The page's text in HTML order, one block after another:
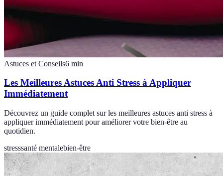
Astuces et Conseils6 min
Les Meilleures Astuces Anti Stress à Appliquer
Immédiatement
Découvrez un guide complet sur les meilleures astuces anti stress à
appliquer immédiatement pour améliorer votre bien-être au
quotidien.
stresssanté mentalebien-être